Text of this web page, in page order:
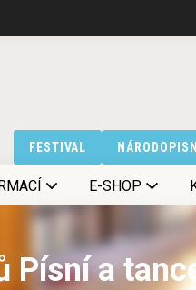
FESTIVAL
E-SHOP
Písní a